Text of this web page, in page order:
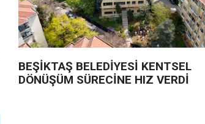
BEŞİKTAŞ BELEDİYESİ KENTSEL
DÖNÜŞÜM SÜRECİNE HIZ VERDİ